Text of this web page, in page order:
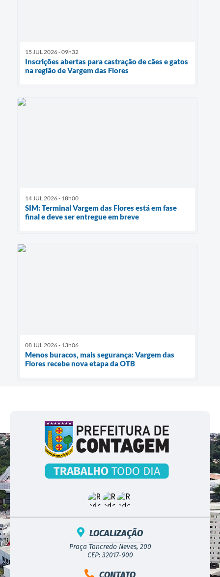
15 JUL 2026 - 09h32
Inscrições abertas para castração de cães e gatos
na região de Vargem das Flores
14 JUL 2026 - 18h00
SIM: Terminal Vargem das Flores está em fase
final e deve ser entregue em breve
08 JUL 2026 - 13h06
Menos buracos, mais segurança: Vargem das
Flores recebe nova etapa da OTB
LOCALIZAÇÃO
Praça Tancredo Neves, 200
CEP: 32017-900